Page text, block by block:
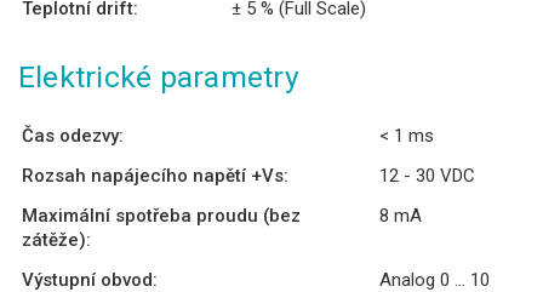
Teplotní drift:
± 5 % (Full Scale)
Elektrické parametry
Čas odezvy:
< 1 ms
Rozsah napájecího napětí +Vs:
12 - 30 VDC
Maximální spotřeba proudu (bez
zátěže):
8 mA
Výstupní obvod:
Analog 0 ... 10